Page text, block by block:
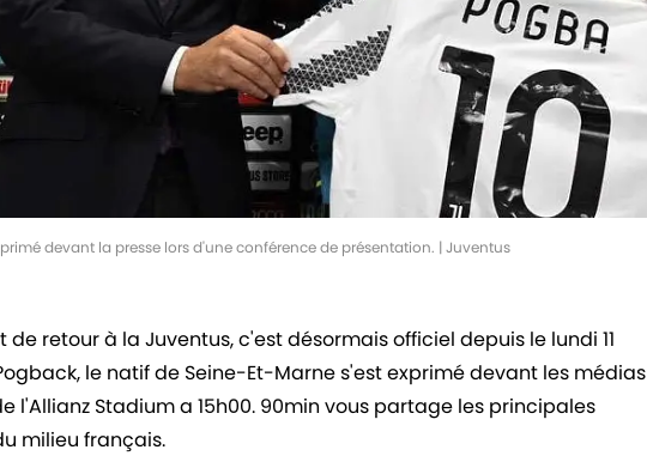
devant la presse lors d'une conférence de présentation. | Juventus
de retour à la Juventus, c'est désormais officiel depuis le lundi 11
le natif de Seine-Et-Marne s'est exprimé devant les médias
l'Allianz Stadium a 15h00. 90min vous partage les principales
milieu français.